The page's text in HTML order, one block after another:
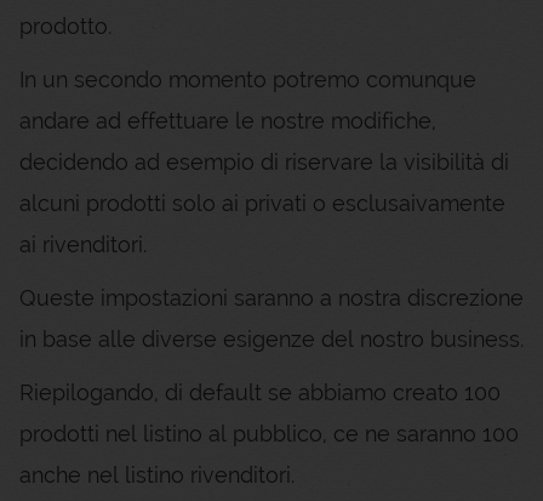
prodotto.
In un secondo momento potremo comunque
andare ad effettuare le nostre modifiche,
decidendo ad esempio di riservare la visibilità di
alcuni prodotti solo ai privati o esclusaivamente
ai rivenditori.
Queste impostazioni saranno a nostra discrezione
in base alle diverse esigenze del nostro business.
Riepilogando, di default se abbiamo creato 100
prodotti nel listino al pubblico, ce ne saranno 100
anche nel listino rivenditori.